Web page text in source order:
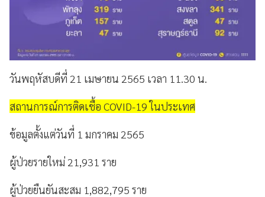
วันพฤหัสบดีที่ 21 เมษายน 2565 เวลา 11.30 น.
สถานการณ์การติดเชื้อ COVID-19 ในประเทศ
ข้อมูลตั้งแต่วันที่ 1 มกราคม 2565
ผู้ป่วยรายใหม่ 21,931 ราย
ผู้ป่วยยืนยันสะสม 1,882,795 ราย